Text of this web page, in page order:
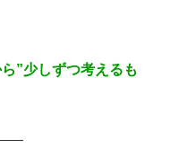
”少しずつ考えるも
――